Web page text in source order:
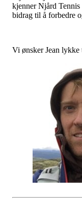
kjenner Njård
bidrag til å forbedre
Vi ønsker Jean lykke